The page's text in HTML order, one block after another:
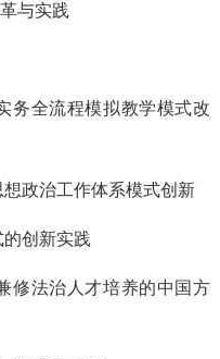
与实践
务全流程模拟教学模式改
政治工作体系模式创新
创新实践
修法治人才培养的中国方